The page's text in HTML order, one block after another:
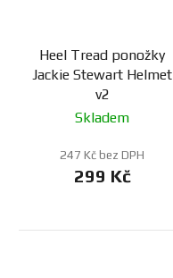
Heel Tread ponožky
Jackie Stewart Helmet
v2
Skladem
247 Kč bez DPH
299 Kč